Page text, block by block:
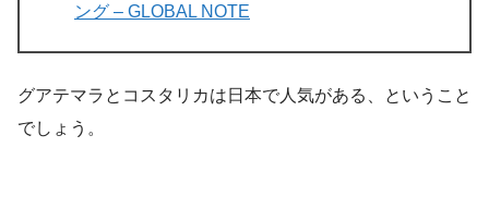
ング – GLOBAL NOTE
グアテマラとコスタリカは日本で人気がある、ということ
でしょう。